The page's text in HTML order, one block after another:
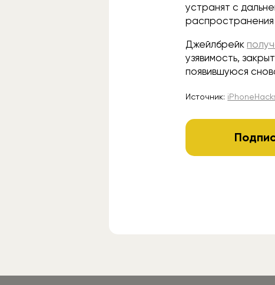
устранят с
Джейлбрейк
узявимость,
появившуюся
Источник: